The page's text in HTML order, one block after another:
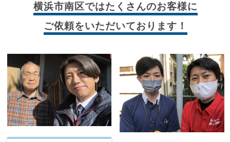
横浜市南区ではたくさんのお客様に
ご依頼をいただいております！